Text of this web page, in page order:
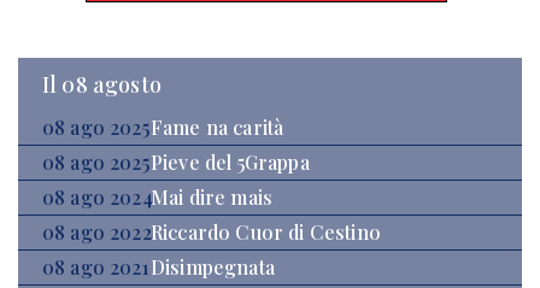
Il 08 agosto
08 ago 2025Fame na carità
08 ago 2025Pieve del 5Grappa
08 ago 2024Mai dire mais
08 ago 2022Riccardo Cuor di Cestino
08 ago 2021Disimpegnata